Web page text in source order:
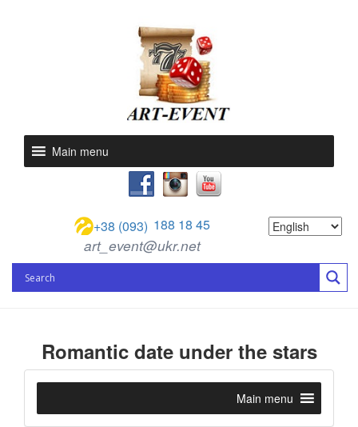
Main menu
+38 (093) 188 18 45
art_event@ukr.net
Romantic date under the stars
Main menu